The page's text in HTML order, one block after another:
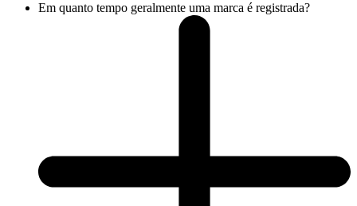
Em quanto tempo geralmente uma marca é registrada?